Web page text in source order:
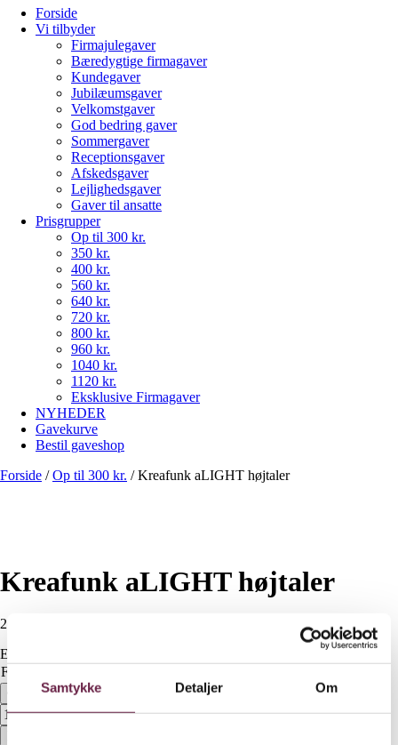
Samtykke Detaljer Om
Forside
Vi tilbyder
Firmajulegaver
Bæredygtige firmagaver
Kundegaver
Jubilæumsgaver
Velkomstgaver
God bedring gaver
Sommergaver
Receptionsgaver
Afskedsgaver
Lejlighedsgaver
Gaver til ansatte
Prisgrupper
Op til 300 kr.
350 kr.
400 kr.
560 kr.
640 kr.
720 kr.
800 kr.
960 kr.
1040 kr.
1120 kr.
Eksklusive Firmagaver
NYHEDER
Gavekurve
Bestil gaveshop
Forside /Op til 300 kr. /Kreafunk aLIGHT højtaler
Kreafunk aLIGHT højtaler
200,00
Ekskl. moms
Farve
Kreafunk aLIGHT højtaler antal